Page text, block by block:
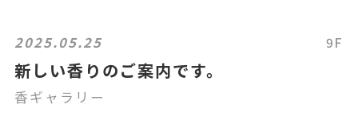
2025.05.25 9F
新しい香りのご案内です。
香ギャラリー